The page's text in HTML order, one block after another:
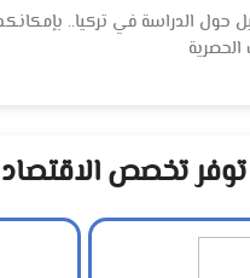
حول الدراسة في تركيا..
تخصص